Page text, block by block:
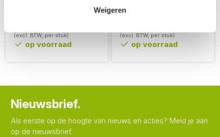
Weigeren
(excl. BTW, per stuk)
op voorraad
voor ALLE rijplaten
(excl. BTW, per stuk)
op voorraad
Nieuwsbrief.
Als eerste op de hoogte van nieuws en acties? Meld je aan
op de nieuwsbrief.